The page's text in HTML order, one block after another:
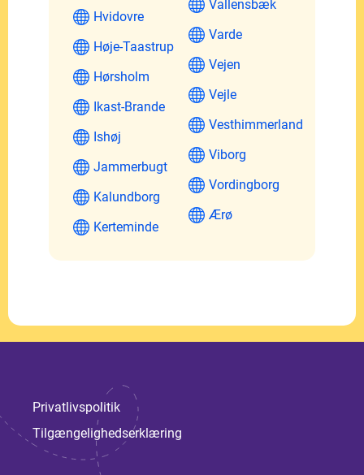
Hvidovre
Høje-Taastrup
Hørsholm
Ikast-Brande
Ishøj
Jammerbugt
Kalundborg
Kerteminde
Vallensbæk
Varde
Vejen
Vejle
Vesthimmerland
Viborg
Vordingborg
Ærø
Privatlivspolitik
Tilgængelighedserklæring